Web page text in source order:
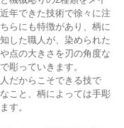
年できた技術で徐々に注
らにも特徴があり、柄に
した職人が、染められた
点の大きさを刃の角度な
彫っていきます。
だからこそできる技で
こと、柄によっては手彫
す。